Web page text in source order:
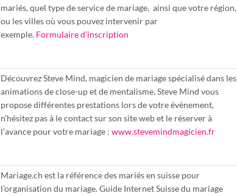
mariés, quel type de service de mariage, ainsi que votre région,
ou les villes où vous pouvez intervenir par
exemple. Formulaire d’inscription
Découvrez Steve Mind, magicien de mariage spécialisé dans les
animations de close-up et de mentalisme. Steve Mind vous
propose différentes prestations lors de votre évènement,
n’hésitez pas à le contact sur son site web et le réserver à
l’avance pour votre mariage : www.stevemindmagicien.fr
Mariage.ch est la référence des mariés en suisse pour
l’organisation du mariage. Guide Internet Suisse du mariage